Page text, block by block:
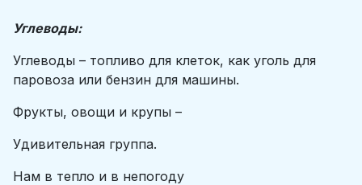
Углеводы:
Углеводы – топливо для клеток, как уголь для
паровоза или бензин для машины.
Фрукты, овощи и крупы –
Удивительная группа.
Нам в тепло и в непогоду